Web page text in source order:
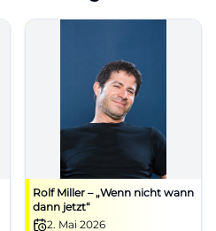
Rolf Miller – „Wenn nicht wann
dann jetzt“
2. Mai 2026